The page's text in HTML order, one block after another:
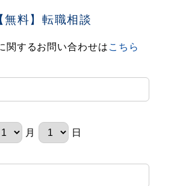
無料】転職相談
関するお問い合わせは こちら
月 日